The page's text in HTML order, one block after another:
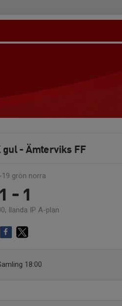
gul - Ämterviks FF
19 grön norra
1 - 1
Ilanda IP A-plan
18:00